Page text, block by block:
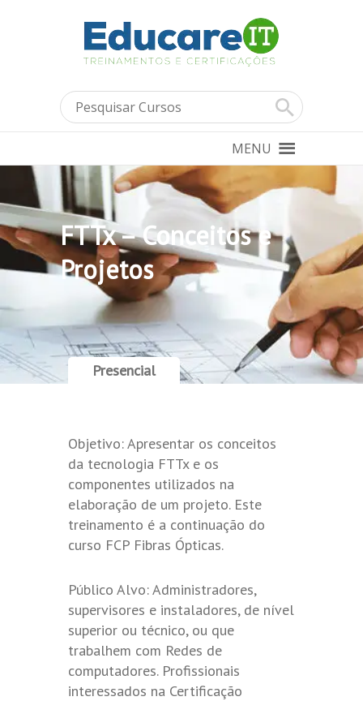
MENU
FTTx – Conceitos e
Projetos
Presencial
Objetivo: Apresentar os conceitos
da tecnologia FTTx e os
componentes utilizados na
elaboração de um projeto. Este
treinamento é a continuação do
curso FCP Fibras Ópticas.
Público Alvo: Administradores,
supervisores e instaladores, de nível
superior ou técnico, ou que
trabalhem com Redes de
computadores. Profissionais
interessados na Certificação